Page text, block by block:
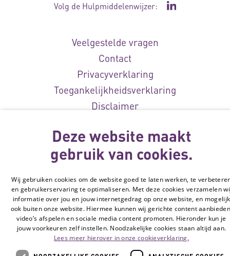
Volg de Hulpmiddelenwijzer: Ga naar de
Veelgestelde vragen
Contact
Privacyverklaring
Toegankelijkheidsverklaring
Disclaimer
© Vilans, 2026
Deze website maakt
gebruik van cookies.
Wij gebruiken cookies om de website goed te laten werken, te
en gebruikerservaring te optimaliseren. Met deze cookies verzamelen
informatie over jou en jouw internetgedrag op onze website, en mogelijk
ook buiten onze website. Hiermee kunnen wij gerichte content
video’s afspelen en sociale media content promoten. Hieronder kun je
jouw voorkeuren zelf instellen. Noodzakelijke cookies staan altijd aan.
Lees meer hierover in onze cookieverklaring.